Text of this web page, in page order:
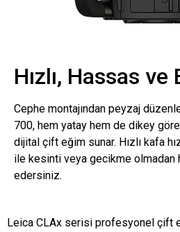
Hızlı, Hassas ve
Cephe montajından peyzaj
700, hem yatay hem de dikey
dijital çift eğim sunar. Hızlı kafa
ile kesinti veya gecikme
edersiniz.
Leica CLAx serisi profesyonel çift